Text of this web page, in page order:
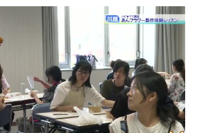
す。
などのフリーメールアドレ
能です）
へのログイン・MyIDの新規登
から
リをご利用中の方は引き続き
けます。